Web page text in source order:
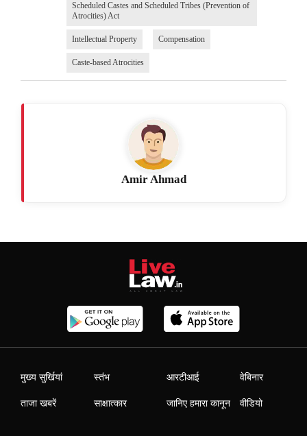
Scheduled Castes and Scheduled Tribes (Prevention of
Atrocities) Act
Intellectual Property Compensation
Caste-based Atrocities
Amir Ahmad
मुख्य सुर्खियां
ताजा खबरें
स्तंभ
साक्षात्कार
आरटीआई
जानिए हमारा कानून
वेबिनार
वीडियो